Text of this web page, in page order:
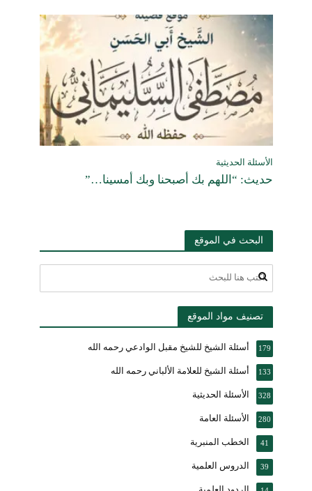
الأسئلة الحديثية
حديث: “اللهم بك أصبحنا وبك أمسينا…”
البحث في الموقع
تصنيف مواد الموقع
أسئلة الشيخ للشيخ مقبل الوادعي رحمه الله 179
أسئلة الشيخ للعلامة الألباني رحمه الله 133
الأسئلة الحديثية 328
الأسئلة العامة 280
الخطب المنبرية 41
الدروس العلمية 39